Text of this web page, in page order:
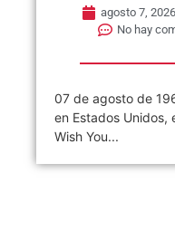
agosto 7, 2026
No hay
07 de agosto de
en Estados Unidos,
Wish You...